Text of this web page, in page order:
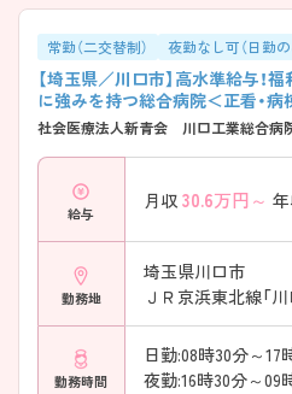
常勤（二交替制） 夜勤なし可（日勤の
【埼玉県／川口市】高水準給与！
に強みを持つ総合病院＜正看・病
社会医療法人新青会 川口工業総合病
給与
月収 30.6万円～
勤務地
埼玉県川口市
ＪＲ京浜東北線「
勤務時間
日勤:08時30分～17
夜勤:16時30分～09